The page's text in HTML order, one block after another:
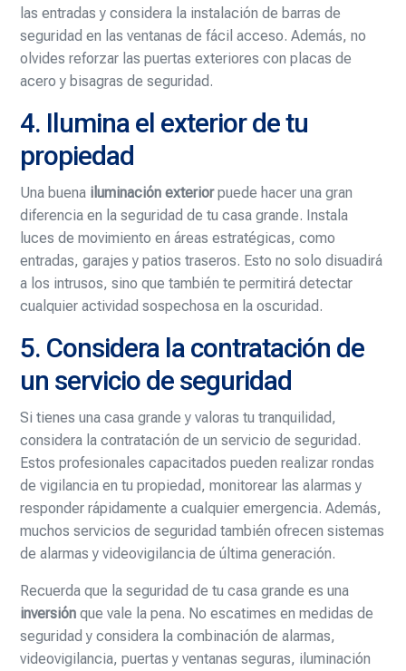
las entradas y considera la instalación de barras de
seguridad en las ventanas de fácil acceso. Además, no
olvides reforzar las puertas exteriores con placas de
acero y bisagras de seguridad.
4. Ilumina el exterior de tu
propiedad
Una buena iluminación exteriorpuede hacer una gran
diferencia en la seguridad de tu casa grande. Instala
luces de movimiento en áreas estratégicas, como
entradas, garajes y patios traseros. Esto no solo disuadirá
a los intrusos, sino que también te permitirá detectar
cualquier actividad sospechosa en la oscuridad.
5. Considera la contratación de
un servicio de seguridad
Si tienes una casa grande y valoras tu tranquilidad,
considera la contratación de un servicio de seguridad.
Estos profesionales capacitados pueden realizar rondas
de vigilancia en tu propiedad, monitorear las alarmas y
responder rápidamente a cualquier emergencia. Además,
muchos servicios de seguridad también ofrecen sistemas
de alarmas y videovigilancia de última generación.
Recuerda que la seguridad de tu casa grande es una
inversión que vale la pena. No escatimes en medidas de
seguridad y considera la combinación de alarmas,
videovigilancia, puertas y ventanas seguras, iluminación